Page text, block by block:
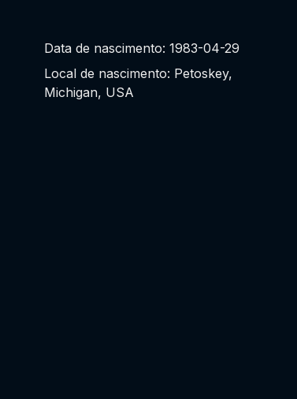
Data de nascimento: 1983-04-29
Local de nascimento: Petoskey,
Michigan, USA